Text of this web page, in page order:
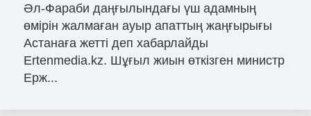
Әл-Фараби даңғылындағы үш адамның
өмірін жалмаған ауыр апаттың жаңғырығы
Астанаға жетті деп хабарлайды
Ertenmedia.kz. Шұғыл жиын өткізген министр
Ерж...